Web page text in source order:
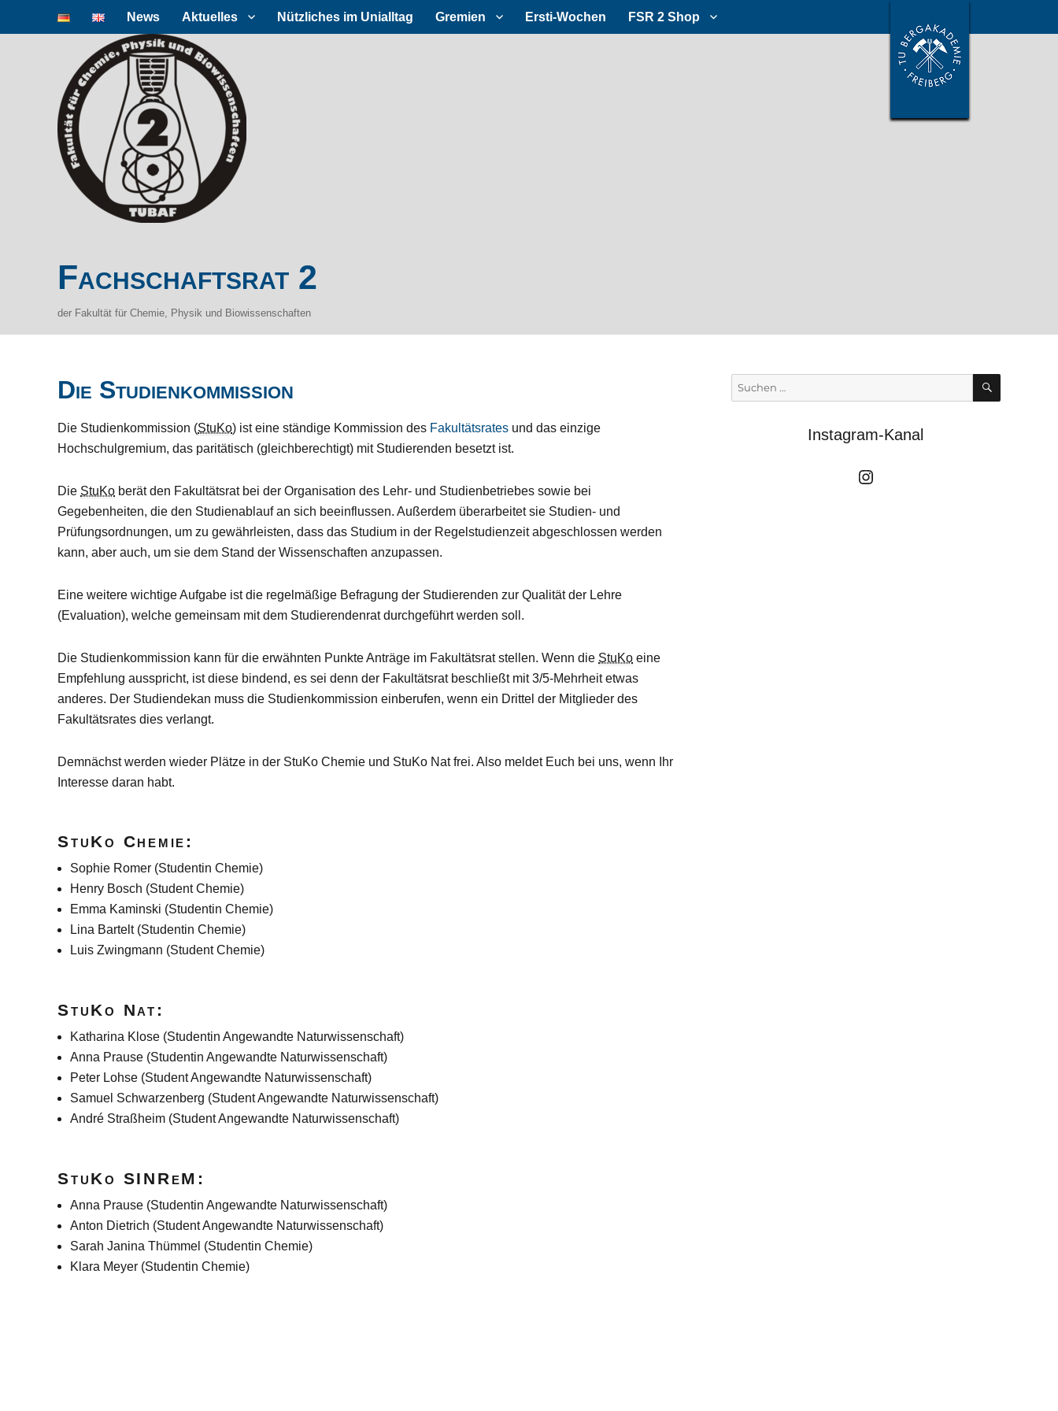
News Aktuelles Nützliches im Unialltag Gremien Ersti-Wochen FSR 2 Shop
Fachschaftsrat 2
der Fakultät für Chemie, Physik und Biowissenschaften
Die Studienkommission
Die Studienkommission (StuKo) ist eine ständige Kommission des Fakultätsrates und das einzige
Hochschulgremium, das paritätisch (gleichberechtigt) mit Studierenden besetzt ist.
Die StuKo berät den Fakultätsrat bei der Organisation des Lehr- und Studienbetriebes sowie bei
Gegebenheiten, die den Studienablauf an sich beeinflussen. Außerdem überarbeitet sie Studien- und
Prüfungsordnungen, um zu gewährleisten, dass das Studium in der Regelstudienzeit abgeschlossen werden
kann, aber auch, um sie dem Stand der Wissenschaften anzupassen.
Eine weitere wichtige Aufgabe ist die regelmäßige Befragung der Studierenden zur Qualität der Lehre
(Evaluation), welche gemeinsam mit dem Studierendenrat durchgeführt werden soll.
Die Studienkommission kann für die erwähnten Punkte Anträge im Fakultätsrat stellen. Wenn die StuKo eine
Empfehlung ausspricht, ist diese bindend, es sei denn der Fakultätsrat beschließt mit 3/5-Mehrheit etwas
anderes. Der Studiendekan muss die Studienkommission einberufen, wenn ein Drittel der Mitglieder des
Fakultätsrates dies verlangt.
Demnächst werden wieder Plätze in der StuKo Chemie und StuKo Nat frei. Also meldet Euch bei uns, wenn Ihr
Interesse daran habt.
StuKo Chemie:
Sophie Romer (Studentin Chemie)
Henry Bosch (Student Chemie)
Emma Kaminski (Studentin Chemie)
Lina Bartelt (Studentin Chemie)
Luis Zwingmann (Student Chemie)
StuKo Nat:
Katharina Klose (Studentin Angewandte Naturwissenschaft)
Anna Prause (Studentin Angewandte Naturwissenschaft)
Peter Lohse (Student Angewandte Naturwissenschaft)
Samuel Schwarzenberg (Student Angewandte Naturwissenschaft)
André Straßheim (Student Angewandte Naturwissenschaft)
StuKo SINReM:
Anna Prause (Studentin Angewandte Naturwissenschaft)
Anton Dietrich (Student Angewandte Naturwissenschaft)
Sarah Janina Thümmel (Studentin Chemie)
Klara Meyer (Studentin Chemie)
Suchen
SUCHEN
Instagram-Kanal
Instagrammkanal